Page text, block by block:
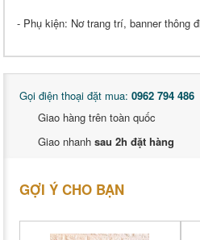
- Phụ kiện: Nơ trang trí, banner thông
Gọi điện thoại đặt mua: 0962 794 486
Giao hàng trên toàn quốc
Giao nhanh sau 2h đặt hàng
GỢI Ý CHO BẠN